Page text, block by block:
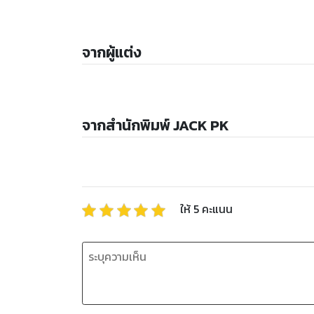
จากผู้แต่ง
จากสำนักพิมพ์ JACK PK
ให้ 5 คะแนน